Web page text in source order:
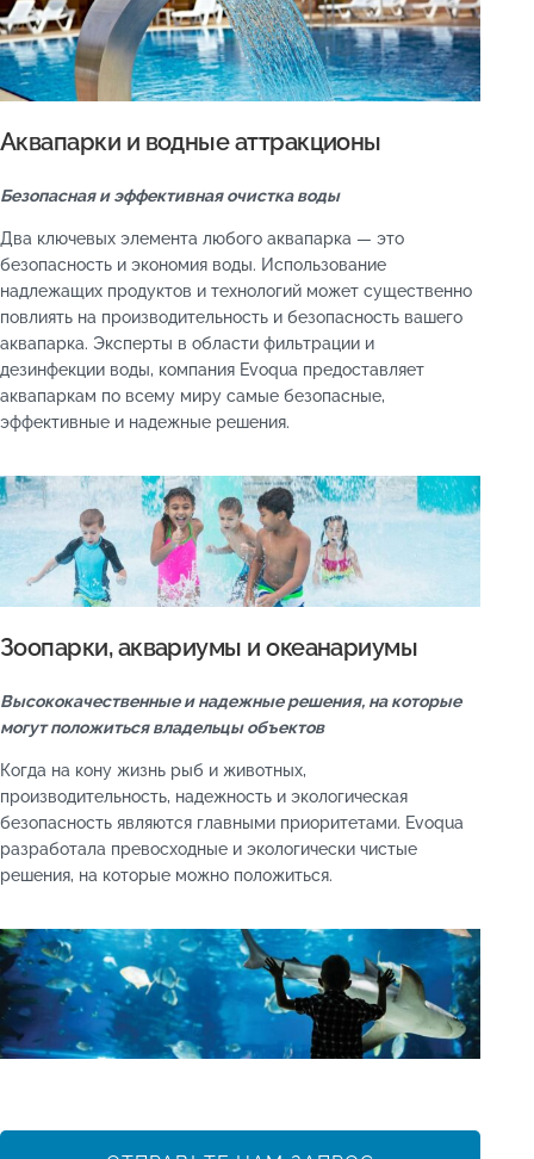
Аквапарки и водные аттракционы
Безопасная и эффективная очистка воды
Два ключевых элемента любого аквапарка — это
безопасность и экономия воды. Использование
надлежащих продуктов и технологий может существенно
повлиять на производительность и безопасность вашего
аквапарка. Эксперты в области фильтрации и
дезинфекции воды, компания Evoqua предоставляет
аквапаркам по всему миру самые безопасные,
эффективные и надежные решения.
Зоопарки, аквариумы и океанариумы
Высококачественные и надежные решения, на которые
могут положиться владельцы объектов
Когда на кону жизнь рыб и животных,
производительность, надежность и экологическая
безопасность являются главными приоритетами. Evoqua
разработала превосходные и экологически чистые
решения, на которые можно положиться.